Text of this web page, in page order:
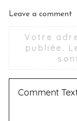
Leave a comment
Votre
publiée.